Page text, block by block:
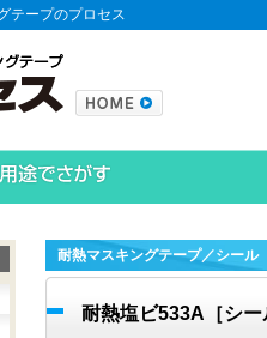
テープのプロセス
耐熱マスキングテープ／シール
耐熱塩ビ533A［シー